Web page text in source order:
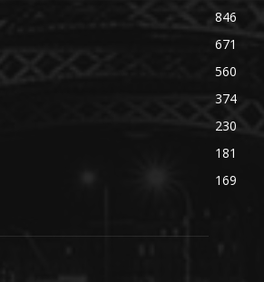
846
671
560
374
230
181
169